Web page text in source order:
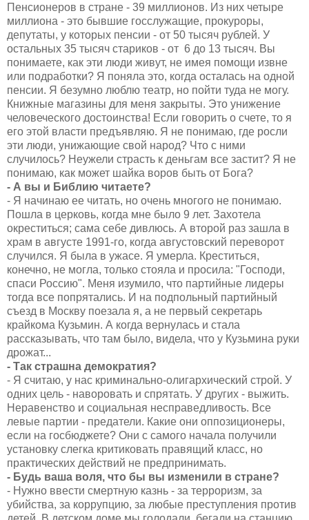
Пенсионеров в стране - 39 миллионов. Из них четыре
миллиона - это бывшие госслужащие, прокуроры,
депутаты, у которых пенсии - от 50 тысяч рублей. У
остальных 35 тысяч стариков - от 6 до 13 тысяч. Вы
понимаете, как эти люди живут, не имея помощи извне
или подработки? Я поняла это, когда осталась на одной
пенсии. Я безумно люблю театр, но пойти туда не могу.
Книжные магазины для меня закрыты. Это унижение
человеческого достоинства! Если говорить о счете, то я
его этой власти предъявляю. Я не понимаю, где росли
эти люди, унижающие свой народ? Что с ними
случилось? Неужели страсть к деньгам все застит? Я не
понимаю, как может шайка воров быть от Бога?
- А вы и Библию читаете?
- Я начинаю ее читать, но очень многого не понимаю.
Пошла в церковь, когда мне было 9 лет. Захотела
окреститься; сама себе дивлюсь. А второй раз зашла в
храм в августе 1991-го, когда августовский переворот
случился. Я была в ужасе. Я умерла. Креститься,
конечно, не могла, только стояла и просила: "Господи,
спаси Россию". Меня изумило, что партийные лидеры
тогда все попрятались. И на подпольный партийный
съезд в Москву поезала я, а не первый секретарь
крайкома Кузьмин. А когда вернулась и стала
рассказывать, что там было, видела, что у Кузьмина руки
дрожат...
- Так страшна демократия?
- Я считаю, у нас криминально-олигархический строй. У
одних цель - наворовать и спрятать. У других - выжить.
Неравенство и социальная несправедливость. Все
левые партии - предатели. Какие они оппозиционеры,
если на госбюджете? Они с самого начала получили
установку слегка критиковать правящий класс, но
практических действий не предпринимать.
- Будь ваша воля, что бы вы изменили в стране?
- Нужно ввести смертную казнь - за терроризм, за
убийства, за коррупцию, за любые преступления против